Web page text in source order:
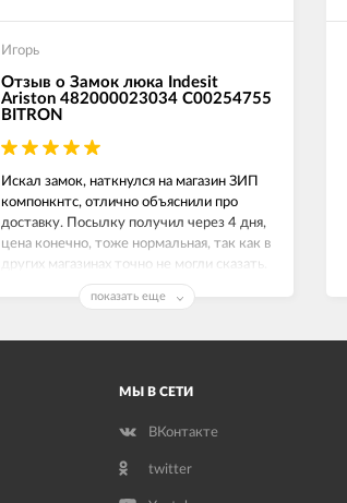
Игорь
Отзыв о Замок люка Indesit
Ariston 482000023034 C00254755
BITRON
Искал замок, наткнулся на магазин ЗИП
компонкнтс, отлично объяснили про
доставку. Посылку получил через 4 дня,
цена конечно, тоже нормальная, так как в
других магазинах точно не могли сказать.
Замок люка на Индезит рабочий,
показать еще
МЫ В СЕТИ
ВКонтакте
twitter